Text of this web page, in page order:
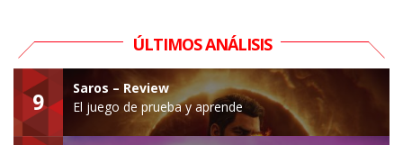
ÚLTIMOS ANÁLISIS
9
Saros – Review
El juego de prueba y aprende